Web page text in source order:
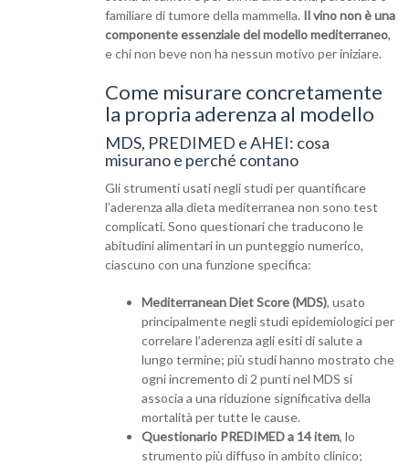
familiare di tumore della mammella. Il vino non è una
componente essenziale del modello mediterraneo,
e chi non beve non ha nessun motivo per iniziare.
Come misurare concretamente
la propria aderenza al modello
MDS, PREDIMED e AHEI: cosa
misurano e perché contano
Gli strumenti usati negli studi per quantificare
l’aderenza alla dieta mediterranea non sono test
complicati. Sono questionari che traducono le
abitudini alimentari in un punteggio numerico,
ciascuno con una funzione specifica:
Mediterranean Diet Score (MDS), usato
principalmente negli studi epidemiologici per
correlare l’aderenza agli esiti di salute a
lungo termine; più studi hanno mostrato che
ogni incremento di 2 punti nel MDS si
associa a una riduzione significativa della
mortalità per tutte le cause.
Questionario PREDIMED a 14 item, lo
strumento più diffuso in ambito clinico;